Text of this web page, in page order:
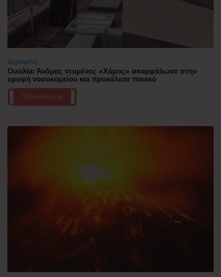
Δημοφιλή
Ουαλία: Άνδρας ντυμένος «Χάρος» σκαρφάλωσε στην
οροφή νοσοκομείου και προκάλεσε πανικό
Περισσότερα